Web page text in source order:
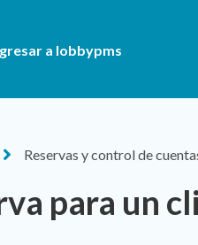
a lobbypms
Reservas y control de
para un